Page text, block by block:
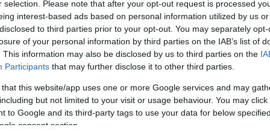
selection. Please note that after your opt-out request is processed
interest-based ads based on personal information utilized by us
to third parties prior to your opt-out. You may separately
of your personal information by third parties on the IAB’s list of
This information may also be disclosed by us to third parties on the
Participants that may further disclose it to other third parties.
that this website/app uses one or more Google services and may
but not limited to your visit or usage behaviour. You may
to Google and its third-party tags to use your data for below
consent section.
Kimmel. Και δε θα φορέσει οποιοδήποτε κοστούμι
το World of Warcraft .